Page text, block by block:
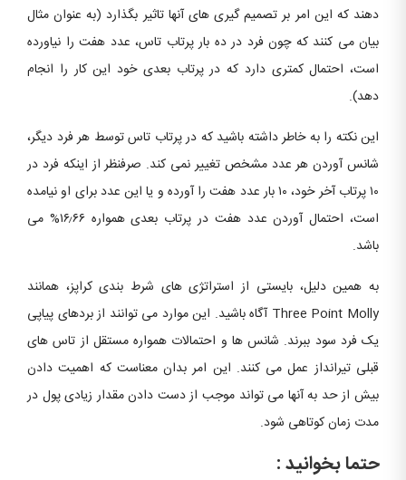
دهند که این امر بر تصمیم گیری های آنها تاثیر بگذارد (به عنوان مثال
بیان می کنند که چون فرد در ده بار پرتاب تاس، عدد هفت را نیاورده
است، احتمال کمتری دارد که در پرتاب بعدی خود این کار را انجام
دهد).
این نکته را به خاطر داشته باشید که در پرتاب تاس توسط هر فرد دیگر،
شانس آوردن هر عدد مشخص تغییر نمی کند. صرفنظر از اینکه فرد در
۱۰ پرتاب آخر خود، ۱۰ بار عدد هفت را آورده و یا این عدد برای او نیامده
است، احتمال آوردن عدد هفت در پرتاب بعدی همواره ۱۶٫۶۶% می
باشد.
به همین دلیل، بایستی از استراتژی های شرط بندی کراپز، همانند
Three Point Molly آگاه باشید. این موارد می توانند از بردهای پیاپی
یک فرد سود ببرند. شانس ها و احتمالات همواره مستقل از تاس های
قبلی تیرانداز عمل می کنند. این امر بدان معناست که اهمیت دادن
بیش از حد به آنها می تواند موجب از دست دادن مقدار زیادی پول در
مدت زمان کوتاهی شود.
حتما بخوانید :